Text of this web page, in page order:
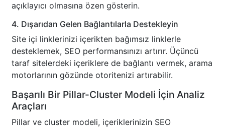
açıklayıcı olmasına özen gösterin.
4. Dışarıdan Gelen Bağlantılarla Destekleyin
Site içi linklerinizi içerikten bağımsız linklerle
desteklemek, SEO performansınızı artırır. Üçüncü
taraf sitelerdeki içeriklere de bağlantı vermek, arama
motorlarının gözünde otoritenizi artırabilir.
Başarılı Bir Pillar-Cluster Modeli İçin Analiz
Araçları
Pillar ve cluster modeli, içeriklerinizin SEO